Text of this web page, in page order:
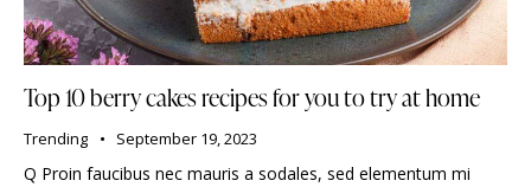
Top 10 berry cakes recipes for you to try at home
Trending September 19, 2023
Q Proin faucibus nec mauris a sodales, sed elementum mi